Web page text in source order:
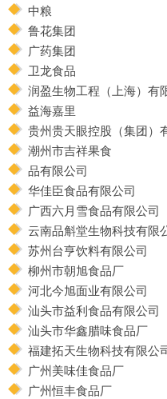
中粮
鲁花集团
广药集团
卫龙食品
润盈生物工程（上海）有
益海嘉里
贵州贵天眼控股（集团）
潮州市吉祥果食
品有限公司
华佳臣食品有限公司
广西六月雪食品有限公司
云南品斛堂生物科技有限
苏州台亨饮料有限公司
柳州市朝旭食品厂
河北今旭面业有限公司
汕头市益利食品有限公司
汕头市华鑫腊味食品厂
福建拓天生物科技有限公
广州美味佳食品厂
广州恒丰食品厂